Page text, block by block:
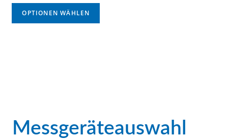
OPTIONEN WÄHLEN
Messgeräteauswahl